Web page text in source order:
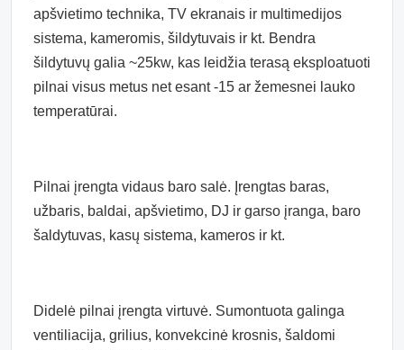
apšvietimo technika, TV ekranais ir multimedijos
sistema, kameromis, šildytuvais ir kt. Bendra
šildytuvų galia ~25kw, kas leidžia terasą eksploatuoti
pilnai visus metus net esant -15 ar žemesnei lauko
temperatūrai.
Pilnai įrengta vidaus baro salė. Įrengtas baras,
užbaris, baldai, apšvietimo, DJ ir garso įranga, baro
šaldytuvas, kasų sistema, kameros ir kt.
Didelė pilnai įrengta virtuvė. Sumontuota galinga
ventiliacija, grilius, konvekcinė krosnis, šaldomi